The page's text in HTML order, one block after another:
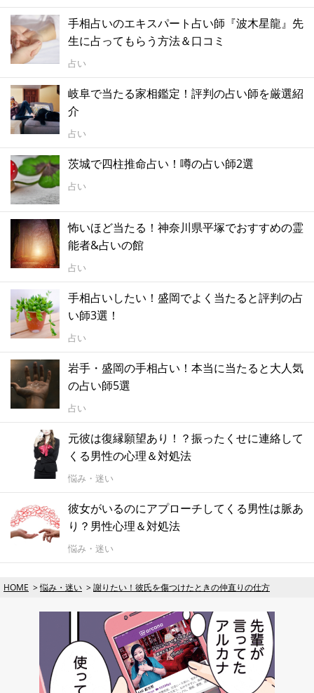
手相占いのエキスパート占い師『波木星龍』先
生に占ってもらう方法＆口コミ
占い
岐阜で当たる家相鑑定！評判の占い師を厳選紹
介
占い
茨城で四柱推命占い！噂の占い師2選
占い
怖いほど当たる！神奈川県平塚でおすすめの霊
能者&占いの館
占い
手相占いしたい！盛岡でよく当たると評判の占
い師3選！
占い
岩手・盛岡の手相占い！本当に当たると大人気
の占い師5選
占い
元彼は復縁願望あり！？振ったくせに連絡して
くる男性の心理＆対処法
悩み・迷い
彼女がいるのにアプローチしてくる男性は脈あ
り？男性心理＆対処法
悩み・迷い
HOME 悩み・迷い 謝りたい！彼氏を傷つけたときの仲直りの仕方